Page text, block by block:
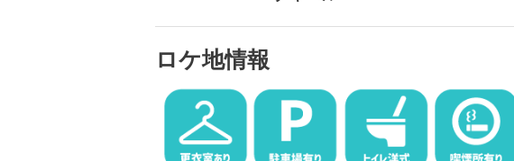
ロケ地情報